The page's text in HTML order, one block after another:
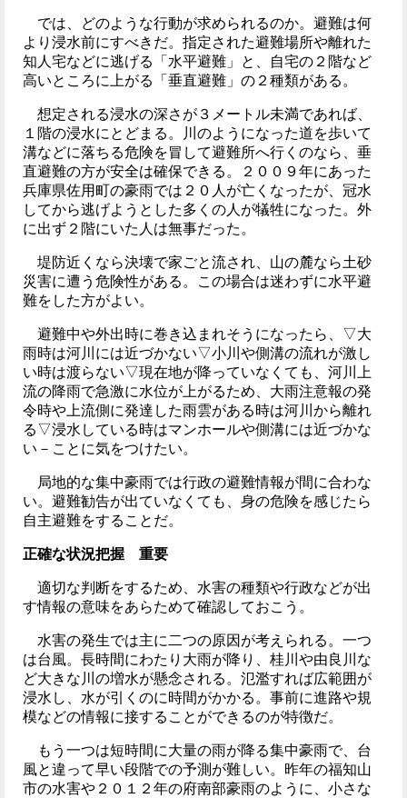
では、どのような行動が求められるのか。避難は何
より浸水前にすべきだ。指定された避難場所や離れた
知人宅などに逃げる「水平避難」と、自宅の２階など
高いところに上がる「垂直避難」の２種類がある。
想定される浸水の深さが３メートル未満であれば、
１階の浸水にとどまる。川のようになった道を歩いて
溝などに落ちる危険を冒して避難所へ行くのなら、垂
直避難の方が安全は確保できる。２００９年にあった
兵庫県佐用町の豪雨では２０人が亡くなったが、冠水
してから逃げようとした多くの人が犠牲になった。外
に出ず２階にいた人は無事だった。
堤防近くなら決壊で家ごと流され、山の麓なら土砂
災害に遭う危険性がある。この場合は迷わずに水平避
難をした方がよい。
避難中や外出時に巻き込まれそうになったら、▽大
雨時は河川には近づかない▽小川や側溝の流れが激し
い時は渡らない▽現在地が降っていなくても、河川上
流の降雨で急激に水位が上がるため、大雨注意報の発
令時や上流側に発達した雨雲がある時は河川から離れ
る▽浸水している時はマンホールや側溝には近づかな
い－ことに気をつけたい。
局地的な集中豪雨では行政の避難情報が間に合わな
い。避難勧告が出ていなくても、身の危険を感じたら
自主避難をすることだ。
正確な状況把握 重要
適切な判断をするため、水害の種類や行政などが出
す情報の意味をあらためて確認しておこう。
水害の発生では主に二つの原因が考えられる。一つ
は台風。長時間にわたり大雨が降り、桂川や由良川な
ど大きな川の増水が懸念される。氾濫すれば広範囲が
浸水し、水が引くのに時間がかかる。事前に進路や規
模などの情報に接することができるのが特徴だ。
もう一つは短時間に大量の雨が降る集中豪雨で、台
風と違って早い段階での予測が難しい。昨年の福知山
市の水害や２０１２年の府南部豪雨のように、小さな